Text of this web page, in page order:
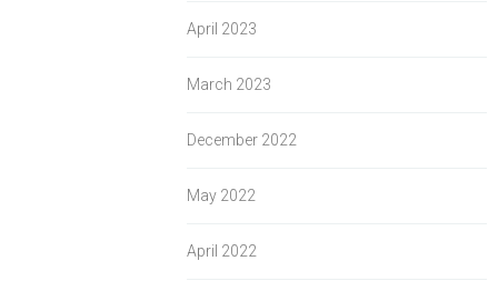
April 2023
March 2023
December 2022
May 2022
April 2022